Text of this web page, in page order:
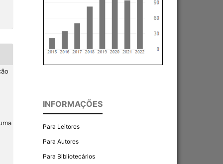
INFORMAÇÕES
Para Leitores
Para Autores
Para Bibliotecários